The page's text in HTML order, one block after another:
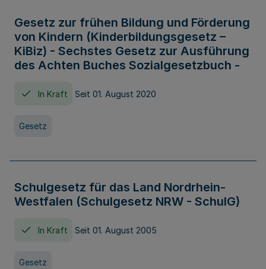
Gesetz zur frühen Bildung und Förderung
von Kindern (Kinderbildungsgesetz –
KiBiz) - Sechstes Gesetz zur Ausführung
des Achten Buches Sozialgesetzbuch -
In Kraft Seit 01. August 2020
Gesetz
Schulgesetz für das Land Nordrhein-
Westfalen (Schulgesetz NRW - SchulG)
In Kraft Seit 01. August 2005
Gesetz